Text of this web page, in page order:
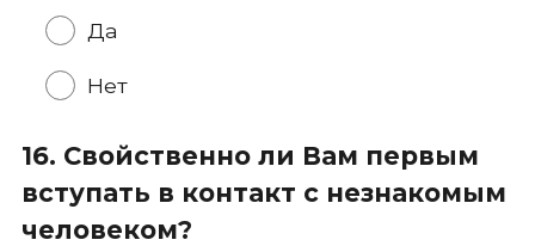
Да
Нет
16. Свойственно ли Вам первым
вступать в контакт с незнакомым
человеком?